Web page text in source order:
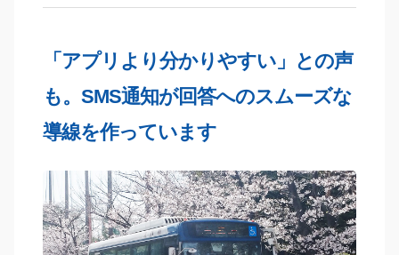
「アプリより分かりやすい」との声
も。SMS通知が回答へのスムーズな
導線を作っています